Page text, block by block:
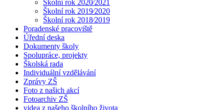
Školní rok 2020⁄2021
Školní rok 2019⁄2020
Školní rok 2018⁄2019
Poradenské pracoviště
Úřední deska
Dokumenty školy
Spolupráce, projekty
Školská rada
Individuální vzdělávání
Zprávy ZŠ
Foto z našich akcí
Fotoarchiv ZŠ
videa z našeho školního života